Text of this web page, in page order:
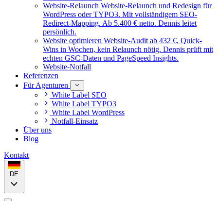
Website-Relaunch Website-Relaunch und Redesign für
WordPress oder TYPO3. Mit vollständigem SEO-
Redirect-Mapping. Ab 5.400 € netto. Dennis leitet
persönlich.
Website optimieren Website-Audit ab 432 €, Quick-
Wins in Wochen, kein Relaunch nötig. Dennis prüft mit
echten GSC-Daten und PageSpeed Insights.
Website-Notfall
Referenzen
Für Agenturen
White Label SEO
White Label TYPO3
White Label WordPress
Notfall-Einsatz
Über uns
Blog
Kontakt
DE